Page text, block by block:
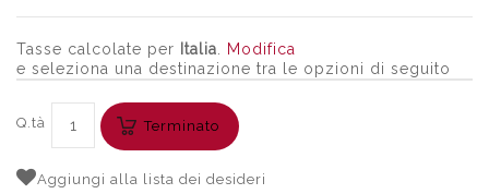
Tasse calcolate per Italia
Modifica
e seleziona una destinazione tra le opzioni di seguito
Q.tà Terminato
Aggiungi alla lista dei desideri